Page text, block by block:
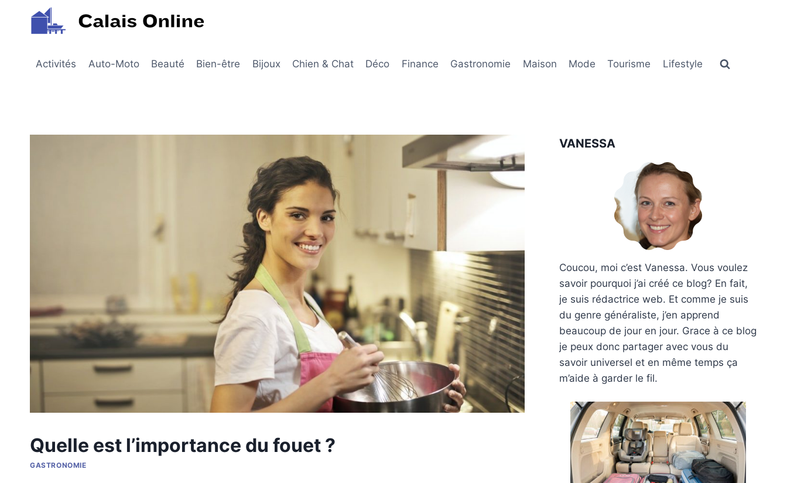
Activités Auto-Moto Beauté Bien-être Bijoux Chien & Chat Déco Finance Gastronomie Maison Mode Tourisme Lifestyle
Quelle est l’importance du fouet ?
GASTRONOMIE
VANESSA
Coucou, moi c’est Vanessa. Vous voulez
savoir pourquoi j’ai créé ce blog? En fait,
je suis rédactrice web. Et comme je suis
du genre généraliste, j’en apprend
beaucoup de jour en jour. Grace à ce blog
je peux donc partager avec vous du
savoir universel et en même temps ça
m’aide à garder le fil.